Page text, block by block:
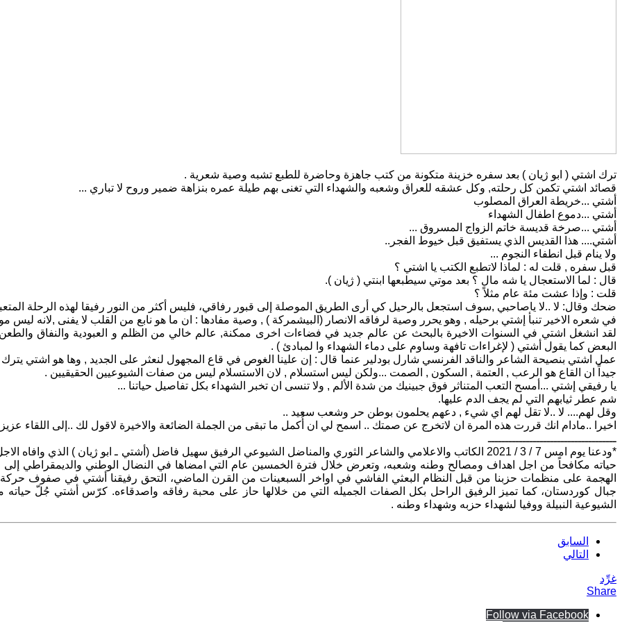
ترك اشتي ( ابو ژيان ) بعد سفره خزينة متكونة من كتب جاهزة وحاضرة للطبع تشبه وصية شعرية .
قصائد اشتي تكمن كل رحلته, وكل عشقه للعراق وشعبه والشهداء التي تغنى بهم طيلة عمره بنزاهة ضمير وروح لا تباري ...
أشتي ...خريطة العراق المصلوب
أشتي ...دموع اطفال الشهداء
أشتي ...صرخة قديسة خاتم الزواج المسروق ...
أشتي.... هذا القديس الذي يستفيق قبل خيوط الفجر..
ولا ينام قبل انطفاء النجوم ...
قبل سفره , قلت له : لماذا لاتطبع الكتب يا اشتي ؟
قال : لما الاستعجال يا شه مال ؟ بعد موتي سيطبعها ابنتي ( ژيان ).
قلت : وإذا عشت مئة عام مثلاً ؟
ضحك وقال: لا ..لا ياصاحبي ,سوف استجعل بالرحيل كي أرى الطريق الموصلة إلى قبور رفاقي، فليس أكثر من النور رفيقا لهذه الرحلة
في شعره الاخير تنبأ إشتي برحيله , وهو يحرر وصية لرفاقه الانصار (البيشمركة ) , وصية مفادها : ان ما هو نابع من القلب لا يفنى ,لانه ليس
لقد انشغل اشتي في السنوات الاخيرة بالبحث عن عالم جديد في فضاءات اخرى ممكنة, عالم خالي من الظلم و العبودية والنفاق
البعض كما يقول أشتي ( لإغراءات تافهة وساوم على دماء الشهداء وا لمبادئ ) .
عمل اشتي بنصيحة الشاعر والناقد الفرنسي شارل بودلير عنما قال : إن علينا الغوص في قاع المجهول لنعثر على الجديد , وها هو اشتي
جيداً ان القاع هو الرعب , العتمة , السكون , الصمت ...ولكن ليس استسلام , لان الاستسلام ليس من صفات الشيوعيين الحقيقيين .
يا رفيقي إشتي ...أمسح التعب المتناثر فوق جبينيك من شدة الألم , ولا تنسى ان تخبر الشهداء بكل تفاصيل حياتنا ...
شم عطر ثيابهم التي لم يجف الدم عليها.
وقل لهم.... لا ..لا تقل لهم اي شيء , دعهم يحلمون بوطن حر وشعب سعيد ..
اخيرا ..مادام انك قررت هذه المرة ان لاتخرج عن صمتك .. اسمح لي ان أُكمل ما تبقى من الجملة الضائعة والاخيرة لاقول لك ..إلى اللقاء
ـــــــــــــــــــــــــــــــــــــ
*ودعنا يوم امس 7 / 3 / 2021 الكاتب والاعلامي والشاعر الثوري والمناضل الشيوعي الرفيق سهيل فاضل (أشتي ـ ابو ژيان )
حياته مكافحاً من اجل اهداف ومصالح وطنه وشعبه، وتعرض خلال فترة الخمسين عام التي امضاها في النضال الوطني والديمقراطي إلى
الهجمة على منظمات حزبنا من قبل النظام البعثي الفاشي في اواخر السبعينات من القرن الماضي، التحق رفيقنا أشتي في صفوف حركة
جبال كوردستان، كما تميز الرفيق الراحل بكل الصفات الجميله التي من خلالها حاز على محبة رفاقه واصدقاءه. كرّس أشتي جُلّ
الشيوعية النبيلة ووفيا لشهداء حزبه وشهداء وطنه .
السابق
التالي
غرِّد
Share
Follow via Facebook